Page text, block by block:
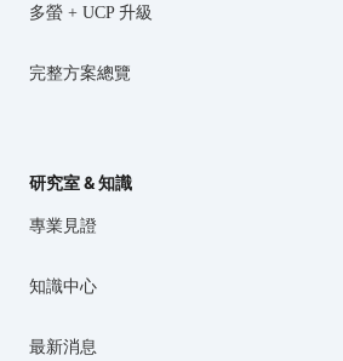
多螢 + UCP 升級
完整方案總覽
研究室 & 知識
專業見證
知識中心
最新消息